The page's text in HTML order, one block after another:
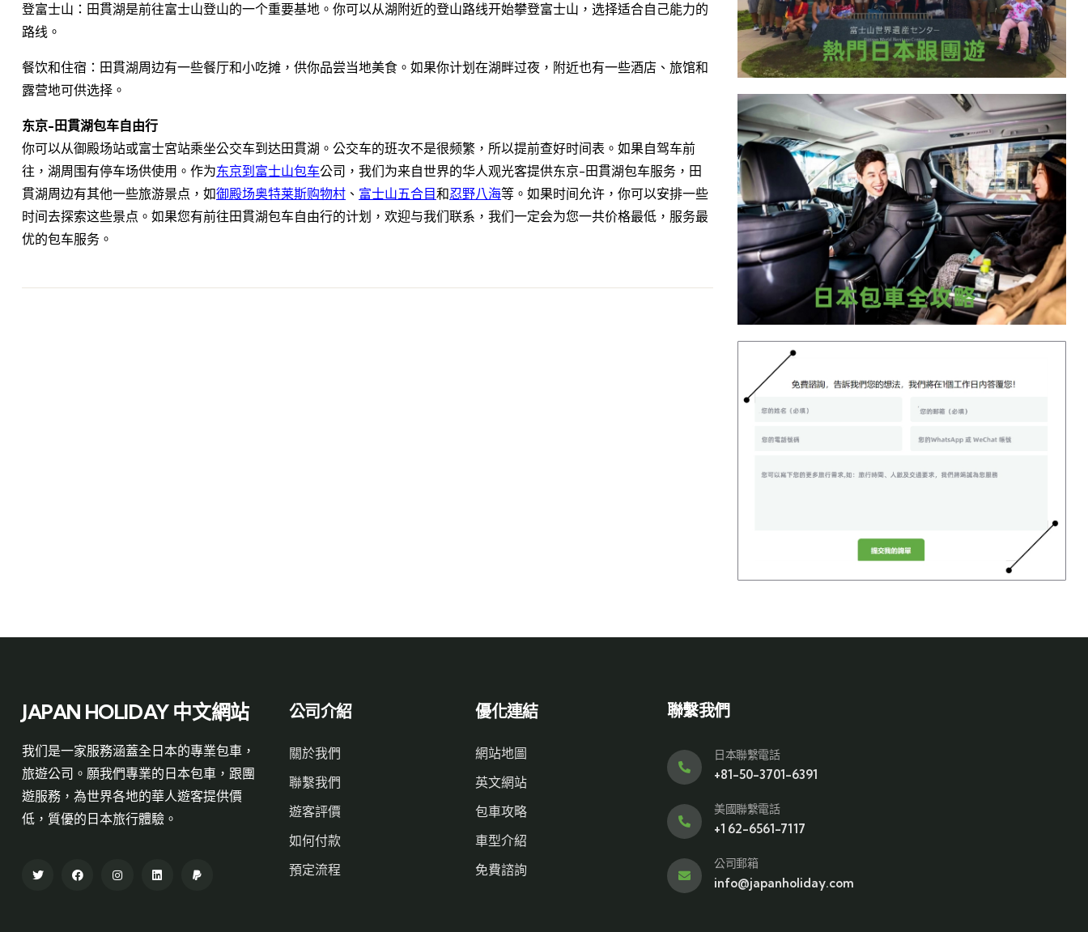
登富士山：田貫湖是前往富士山登山的一个重要基地。你可以从湖附近的登山路线开始攀登富士山，选择适合自己能力的
路线。
餐饮和住宿：田貫湖周边有一些餐厅和小吃摊，供你品尝当地美食。如果你计划在湖畔过夜，附近也有一些酒店、旅馆和
露营地可供选择。
东京-田貫湖包车自由行
你可以从御殿场站或富士宮站乘坐公交车到达田貫湖。公交车的班次不是很频繁，所以提前查好时间表。如果自驾车前
往，湖周围有停车场供使用。作为东京到富士山包车公司，我们为来自世界的华人观光客提供东京-田貫湖包车服务，田
貫湖周边有其他一些旅游景点，如御殿场奥特莱斯购物村 、 富士山五合目和忍野八海等。如果时间允许，你可以安排一些
时间去探索这些景点。如果您有前往田貫湖包车自由行的计划，欢迎与我们联系，我们一定会为您一共价格最低，服务最
优的包车服务。
JAPAN HOLIDAY 中文網站
我们是一家服務涵蓋全日本的專業包車，
旅遊公司。願我們專業的日本包車，跟團
遊服務，為世界各地的華人遊客提供價
低，質優的日本旅行體驗。
公司介紹
關於我們
聯繫我們
遊客評價
如何付款
預定流程
優化連結
網站地圖
英文網站
包車攻略
車型介紹
免費諮詢
聯繫我們
日本聯繫電話
+81-50-3701-6391
美國聯繫電話
+1 62-6561-7117
公司郵箱
info@japanholiday.com